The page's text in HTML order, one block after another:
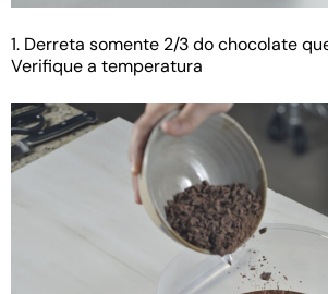
1. Derreta somente 2/3 do chocolate
Verifique a temperatura